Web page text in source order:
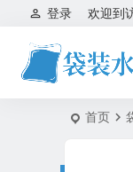
欢迎到
登录
首页